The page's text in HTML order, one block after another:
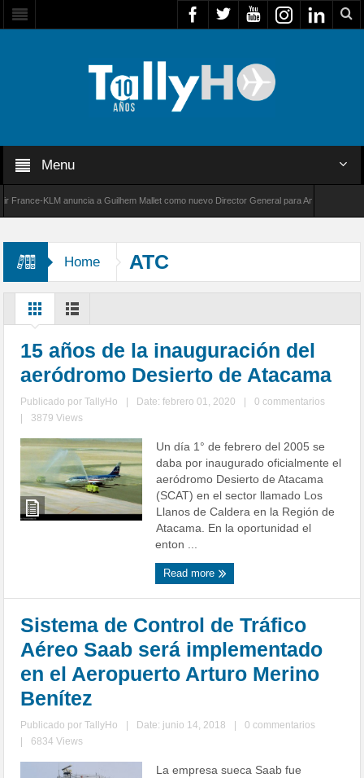
Menu
KLM anuncia a Guilhem Mallet como nuevo Director General para América Latina
Home ATC
15 años de la inauguración del
aeródromo Desierto de Atacama
Publicado porTallyHo Date: febrero 01, 2020
0 commentarios
3879 Views
Un día 1° de febrero del 2005 se
daba por inaugurado oficialmente el
aeródromo Desierto de Atacama
(SCAT) en el sector llamado Los
Llanos de Caldera en la Región de
Atacama. En la oportunidad el
enton ...
Read more
Sistema de Control de Tráfico
Aéreo Saab será implementado
en el Aeropuerto Arturo Merino
Benítez
Publicado porTallyHo Date: junio 14, 2018
0 commentarios
6834 Views
La empresa sueca Saab fue